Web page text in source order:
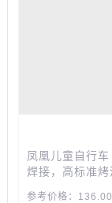
凤凰儿童自行
焊接，高标准
参考价格：